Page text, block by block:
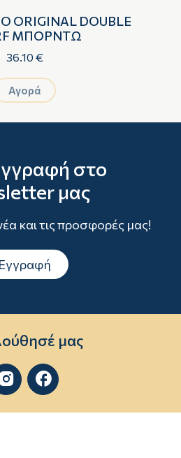
ORIGINAL DOUBLE
ΜΠΟΡΝΤΩ
36.10 €
Αγορά
στο
μας
και τις προσφορές μας!
Εγγραφή
μας
